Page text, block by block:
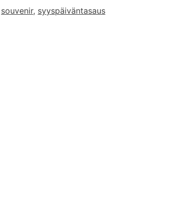
souvenir, syyspäiväntasaus